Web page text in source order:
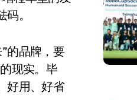
。
的品牌，要
现实。毕
好用、好省